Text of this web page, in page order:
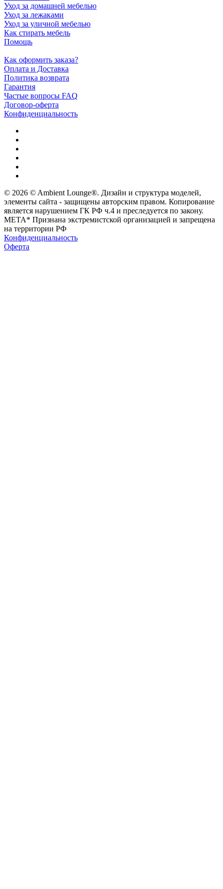
Уход за домашней мебелью
Уход за лежаками
Уход за уличной мебелью
Как стирать мебель
Помощь
Как оформить заказа?
Оплата и Доставка
Политика возврата
Гарантия
Частые вопросы FAQ
Договор-оферта
Конфиденциальность
© 2026 © Ambient Lounge®. Дизайн и структура моделей,
элементы сайта - защищены авторским правом. Копирование
является нарушением ГК РФ ч.4 и преследуется по закону.
МЕТА* Признана экстремистской организацией и запрещена
на территории РФ
Конфиденциальность
Оферта